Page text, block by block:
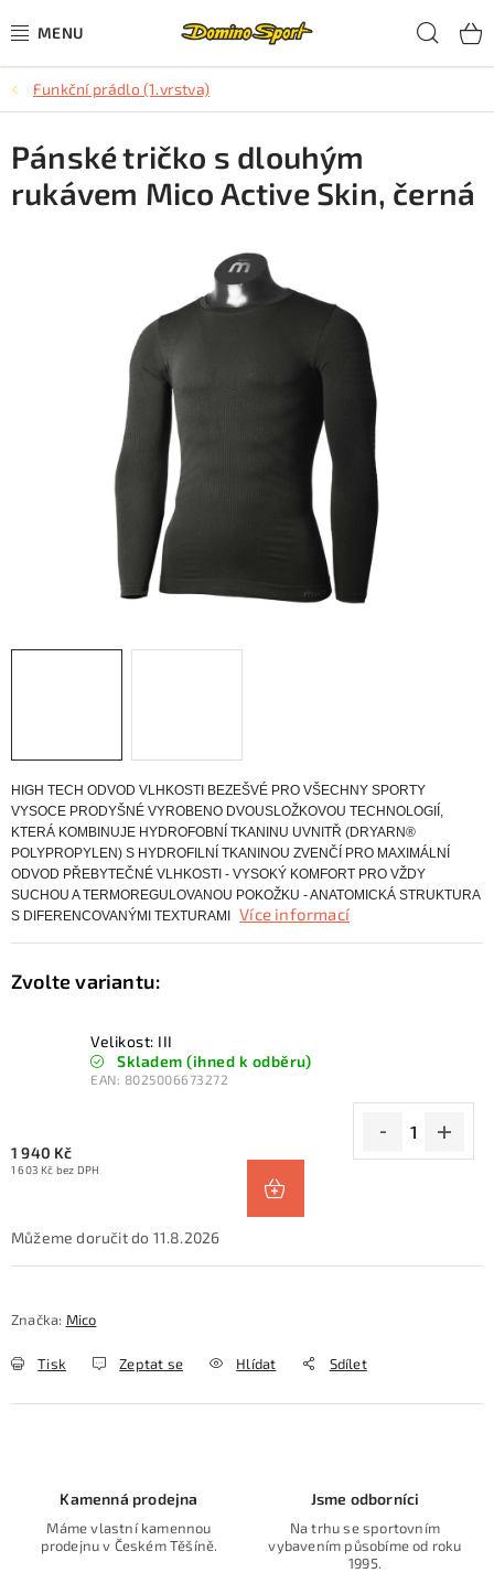
na
CYKLISTIKA
SJEZDOVÉ LYŽOVÁNÍ
SKIALPOVÉ LYŽOVÁNÍ
CYKLO Servis
Funkční prádlo (1.vrstva)
HIGH TECH ODVOD VLHKOSTI BEZEŠVÉ PRO VŠECHNY SPORTY
VYSOCE PRODYŠNÉ VYROBENO DVOUSLOŽKOVOU TECHNOLOGIÍ,
KTERÁ KOMBINUJE HYDROFOBNÍ TKANINU UVNITŘ (DRYARN®
POLYPROPYLEN) S HYDROFILNÍ TKANINOU ZVENČÍ PRO MAXIMÁLNÍ
ODVOD PŘEBYTEČNÉ VLHKOSTI - VYSOKÝ KOMFORT PRO VŽDY
SUCHOU A TERMOREGULOVANOU POKOŽKU - ANATOMICKÁ STRUKTURA
S DIFERENCOVANÝMI TEXTURAMI
Více informací
Velikost: III
Skladem (ihned k odběru)
EAN: 8025006673272
1 940 Kč
1 603 Kč bez DPH
11.8.2026
Značka: Mico
Tisk Zeptat se Hlídat Sdílet
Pánské tričko s dlouhým
rukávem Mico Active Skin, černá
Kamenná prodejna
Máme vlastní kamennou
prodejnu v Českém Těšíně.
Jsme odborníci
Na trhu se sportovním
vybavením působíme od roku
1995.